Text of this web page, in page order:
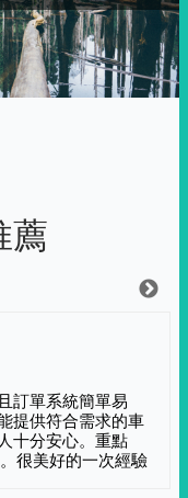
薦
訂單系統簡單易
提供符合需求的車
十分安心。重點
很美好的一次經驗